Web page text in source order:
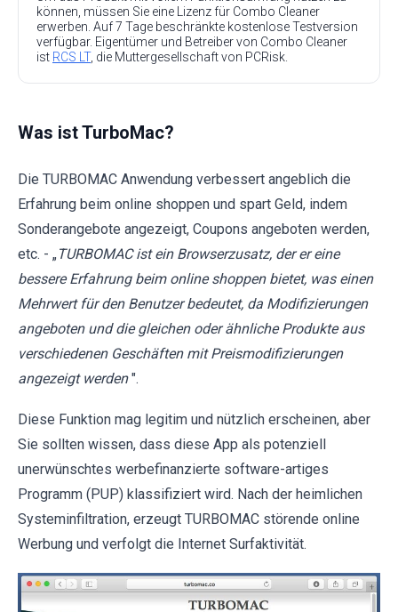
können, müssen Sie eine Lizenz für Combo Cleaner
erwerben. Auf 7 Tage beschränkte kostenlose Testversion
verfügbar. Eigentümer und Betreiber von Combo Cleaner
ist RCS LT, die Muttergesellschaft von PCRisk.
Was ist TurboMac?
Die TURBOMAC Anwendung verbessert angeblich die
Erfahrung beim online shoppen und spart Geld, indem
Sonderangebote angezeigt, Coupons angeboten werden,
etc. - „TURBOMAC ist ein Browserzusatz, der er eine
bessere Erfahrung beim online shoppen bietet, was einen
Mehrwert für den Benutzer bedeutet, da Modifizierungen
angeboten und die gleichen oder ähnliche Produkte aus
verschiedenen Geschäften mit Preismodifizierungen
angezeigt werden ".
Diese Funktion mag legitim und nützlich erscheinen, aber
Sie sollten wissen, dass diese App als potenziell
unerwünschtes werbefinanzierte software-artiges
Programm (PUP) klassifiziert wird. Nach der heimlichen
Systeminfiltration, erzeugt TURBOMAC störende online
Werbung und verfolgt die Internet Surfaktivität.